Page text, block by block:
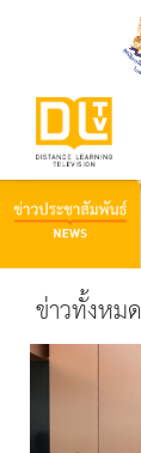
ข่าวทั้งหมด